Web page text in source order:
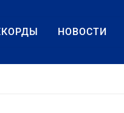
НОВОСТИ